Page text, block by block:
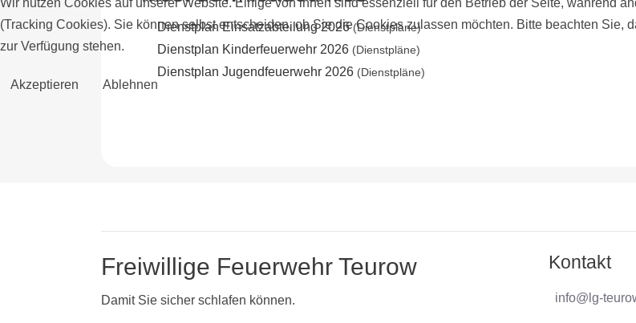
Dienstplan Einsatzabteilung 2026 (Dienstpläne)
Dienstplan Kinderfeuerwehr 2026 (Dienstpläne)
Dienstplan Jugendfeuerwehr 2026 (Dienstpläne)
Freiwillige Feuerwehr Teurow
Damit Sie sicher schlafen können.
Kontakt
info@lg-
(Tracking Cookies). Sie können selbst entscheiden, ob Sie die Cookies zulassen möchten. Bitte beachten
zur Verfügung stehen.
Akzeptieren Ablehnen